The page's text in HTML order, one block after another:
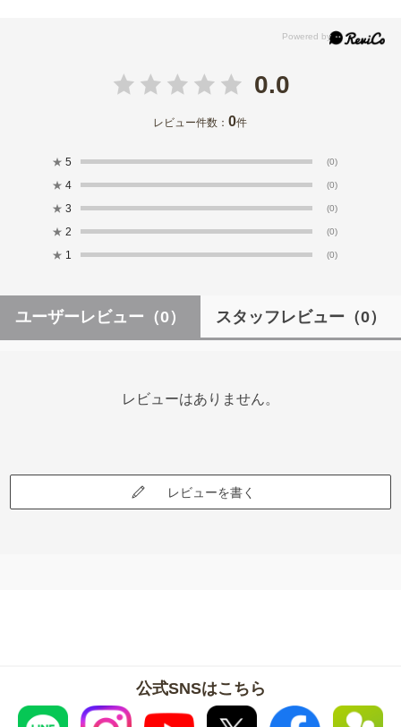
0.0
レビュー件数：0件
★ 5 (0)
★ 4 (0)
★ 3 (0)
★ 2 (0)
★ 1 (0)
ユーザーレビュー （0） スタッフレビュー （0）
レビューはありません。
レビューを書く
公式SNSはこちら